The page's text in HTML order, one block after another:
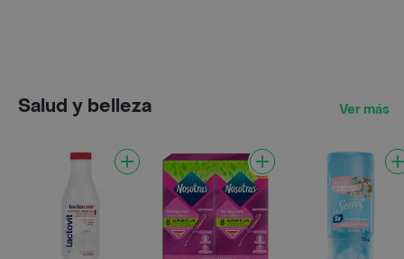
Salud y belleza Ver más